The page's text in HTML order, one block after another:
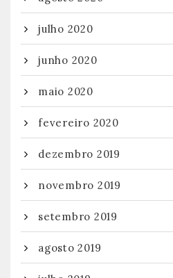
julho 2020
junho 2020
maio 2020
fevereiro 2020
dezembro 2019
novembro 2019
setembro 2019
agosto 2019